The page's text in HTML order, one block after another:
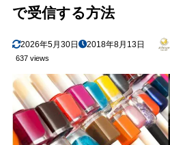
で受信する方法
2026年5月30日 2018年8月13日
637 views